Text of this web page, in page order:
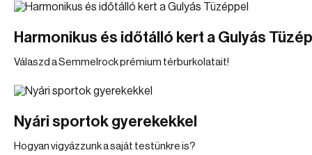
Harmonikus és időtálló kert a Gulyás
Válaszd a Semmelrock prémium térburkolatait!
Nyári sportok gyerekekkel
Hogyan vigyázzunk a saját testünkre is?